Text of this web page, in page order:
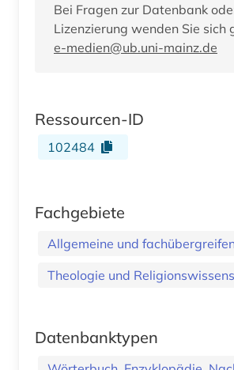
Bei Fragen zur Datenbank
Lizenzierung wenden Sie sich
e-medien@ub.uni-mainz.de
Ressourcen-ID
102484
Fachgebiete
Allgemeine und
Theologie und
Datenbanktypen